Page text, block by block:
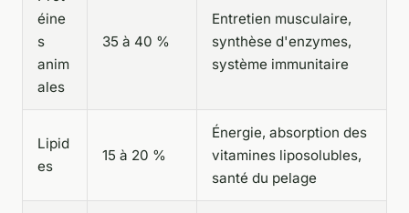
éine
s
anim
ales
35 à 40 %
Entretien musculaire,
synthèse d'enzymes,
système immunitaire
Lipid
es
15 à 20 %
Énergie, absorption des
vitamines liposolubles,
santé du pelage